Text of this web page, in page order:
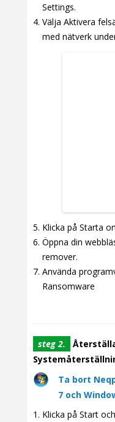
Settings.
Välja Aktivera
med nätverk
Klicka på Starta
Öppna din
remover.
Använda
Ransomware
steg 2.
Ta bort
7 och
Klicka på Start